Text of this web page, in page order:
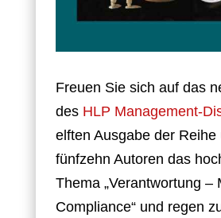
Freuen Sie sich auf das
des HLP Management-
elften Ausgabe der Reihe
fünfzehn Autoren das
Thema „Verantwortung –
Compliance“ und regen